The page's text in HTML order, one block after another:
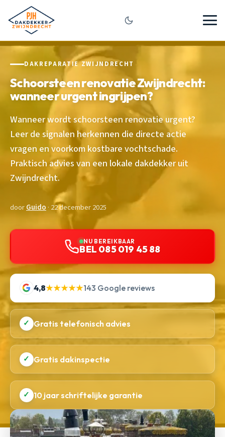
DAKREPARATIE ZWIJNDRECHT
Schoorsteen renovatie Zwijndrecht:
wanneer urgent ingrijpen?
Wanneer wordt schoorsteen renovatie urgent?
Leer de signalen herkennen die directe actie
vragen en voorkom kostbare vochtschade.
Praktisch advies van een lokale dakdekker uit
Zwijndrecht.
doorGuido · 22 december 2025
NU BEREIKBAAR
BEL 085 019 45 88
4,8★★★★★143 Google reviews
✓ Gratis telefonisch advies
✓ Gratis dakinspectie
✓ 10 jaar schriftelijke garantie